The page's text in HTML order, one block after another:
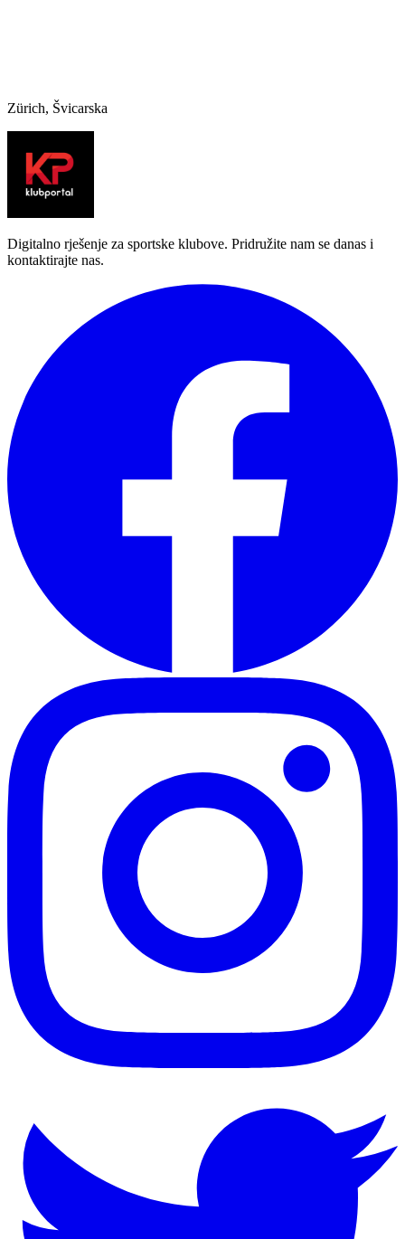
Zürich, Švicarska
Digitalno rješenje za sportske klubove. Pridružite nam se danas i
kontaktirajte nas.